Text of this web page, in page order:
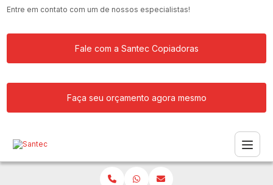
Entre em contato com um de nossos especialistas!
Fale com a Santec Copiadoras
Faça seu orçamento agora mesmo